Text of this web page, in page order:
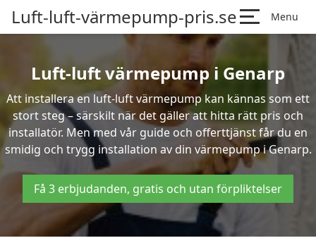
Luft-luft-värmepump-pris.se Menu
Luft-luft värmepump i Genarp
Att installera en luft-luft värmepump kan kännas som ett
stort steg – särskilt när det gäller att hitta rätt pris och
installatör. Men med vår guide och offerttjänst får du en
smidig och trygg installation av din värmepump i Genarp.
Få 3 erbjudanden, gratis och utan förpliktelser